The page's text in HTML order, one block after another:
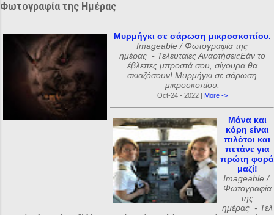
Φωτογραφία της Ημέρας
Μυρμήγκι σε σάρωση μικροσκοπίου.
Imageable / Φωτογραφία της
ημέρας - Τελευταίες ΑναρτήσειςΕάν το
έβλεπες μπροστά σου, σίγουρα θα
σκιαζόσουν! Μυρμήγκι σε σάρωση
μικροσκοπίου.
Oct-24 - 2022 | More ->
Μάνα και
κόρη είναι
πιλότοι και
πετάνε για
πρώτη φορά
μαζί!
Imageable /
Φωτογραφία
της
ημέρας - Τελ